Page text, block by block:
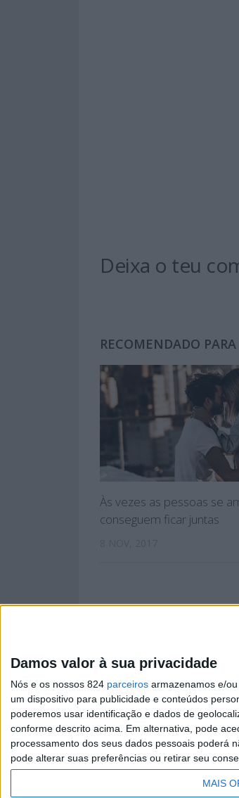
Damos valor à sua privacidade
Nós e os nossos 824 parceiros armazenamos e/
um dispositivo para publicidade e conteúdos
poderemos usar identificação e dados de
conforme descrito acima. Em alternativa, pode
processamento dos seus dados pessoais poderá
pode alterar suas preferências ou retirar seu
MAIS
Deixa o teu
RECOMENDADO PARA
Às vezes as pessoas se
conseguem ficar juntas
Copyright © Já Foste. 2025